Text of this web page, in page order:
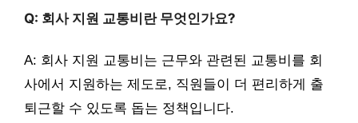
Q: 회사 지원 교통비란 무엇인가요?
A: 회사 지원 교통비는 근무와 관련된 교통비를 회
사에서 지원하는 제도로, 직원들이 더 편리하게 출
퇴근할 수 있도록 돕는 정책입니다.